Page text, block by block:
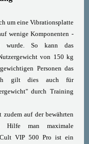
um eine Vibrationsplatte
wenige Komponenten -
wurde. So kann das
von 150 kg
Personen das
gilt dies auch für
durch Training
auf der bewährten
man maximale
VIP 500 Pro ist ein